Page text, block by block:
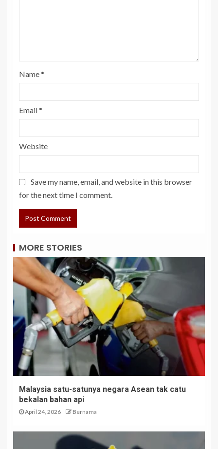
Name*
Email*
Website
Save my name, email, and website in this browser
for the next time I comment.
MORE STORIES
Malaysia satu-satunya negara Asean tak catu
bekalan bahan api
April 24, 2026 Bernama